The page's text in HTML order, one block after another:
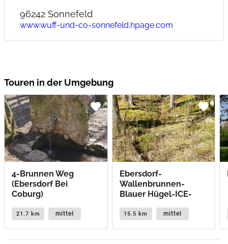
96242 Sonnefeld
www.wuff-und-co-sonnefeld.hpage.com
Touren in der Umgebung
favorite
4-Brunnen Weg
(Ebersdorf Bei
Coburg)
21.7 km mittel
favorite
Ebersdorf-
Wallenbrunnen-
Blauer Hügel-ICE-
Aussichtspunkt
15.5 km mittel